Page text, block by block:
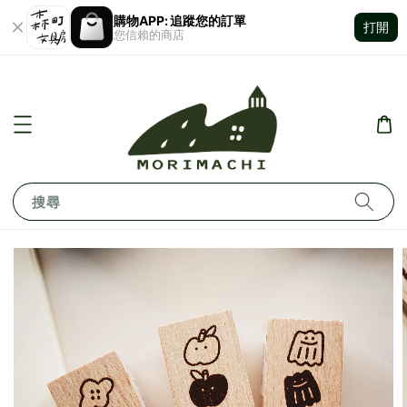
購物APP: 追蹤您的訂單
您信賴的商店
打開
搜尋